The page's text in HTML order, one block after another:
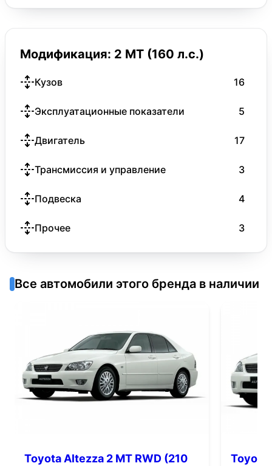
Модификация: 2 MT (160 л.с.)
Кузов 16
Эксплуатационные показатели 5
Двигатель 17
Трансмиссия и управление 3
Подвеска 4
Прочее 3
Все автомобили этого бренда в наличии
Toyota Altezza 2 MT RWD (210
Toyota